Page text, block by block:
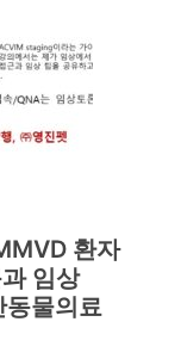
환자
임상
물의료